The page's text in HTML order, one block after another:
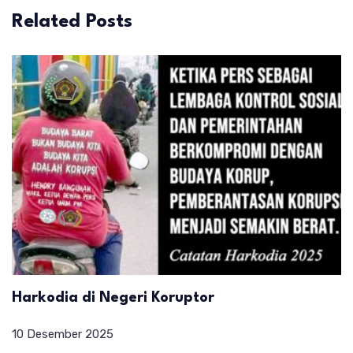
Related Posts
Harkodia di Negeri Koruptor
10 Desember 2025